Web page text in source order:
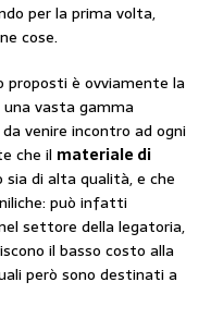
per la prima volta,
cose.
proposti è ovviamente la
una vasta gamma
venire incontro ad ogni
che il materiale di
sia di alta qualità, e che
può infatti
settore della legatoria,
il basso costo alla
però sono destinati a